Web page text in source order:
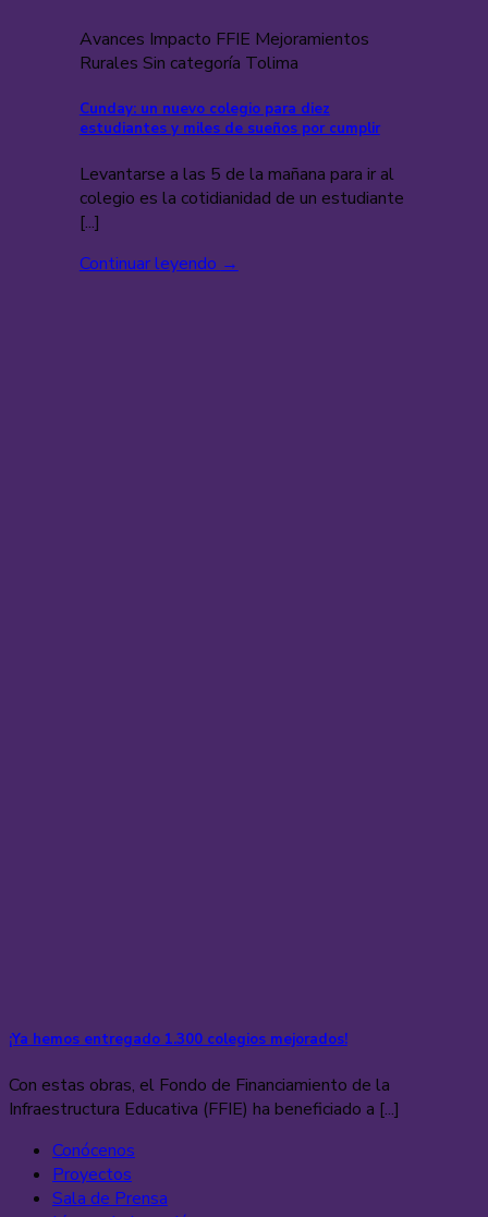
Avances Impacto FFIE Mejoramientos
Rurales Sin categoría Tolima
Cunday: un nuevo colegio para diez
estudiantes y miles de sueños por cumplir
Levantarse a las 5 de la mañana para ir al
colegio es la cotidianidad de un estudiante
[...]
Continuar leyendo →
¡Ya hemos entregado 1.300 colegios mejorados!
Con estas obras, el Fondo de Financiamiento de la
Infraestructura Educativa (FFIE) ha beneficiado a [...]
Conócenos
Proyectos
Sala de Prensa